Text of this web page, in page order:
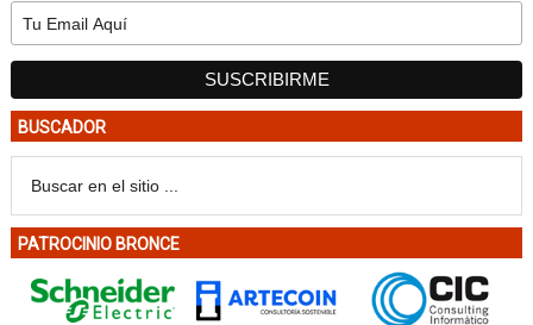
BUSCADOR
PATROCINIO BRONCE